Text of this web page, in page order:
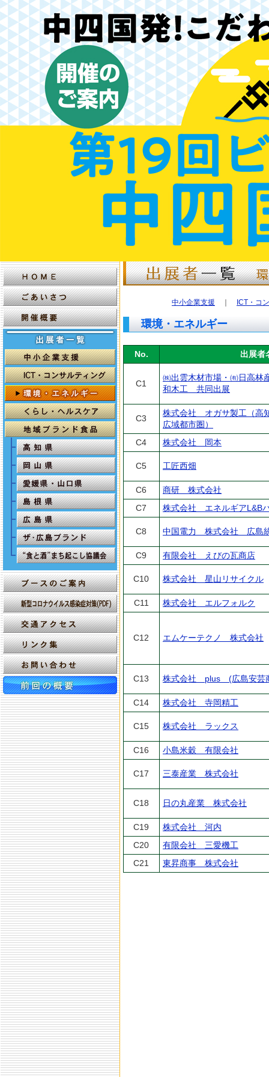
中小企業支援 ICT・コ
環境・エネルギー
No. 出展者
C1
㈱出雲木材市場・㈲日高林
和木工 共同出展
C3
株式会社 オガサ製工（高
広域都市圏）
C4
株式会社 岡本
C5 工匠西畑
C6
商研 株式会社
C7
株式会社 エネルギアL&B
C8 中国電力 株式会社 広島
C9 有限会社 えびの瓦商店
C10 株式会社 星山リサイクル
C11 株式会社 エルフォルク
C12 エムケーテクノ 株式会社
C13 株式会社 plus (広島安芸
C14 株式会社 寺岡精工
C15 株式会社 ラックス
C16 小島米穀 有限会社
C17 三泰産業 株式会社
C18 日の丸産業 株式会社
C19
株式会社 河内
C20
有限会社 三愛機工
C21
東昇商事 株式会社